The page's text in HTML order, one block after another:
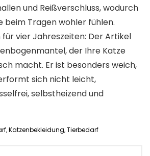
und Reißverschluss, wodurch
beim Tragen wohler fühlen.
für vier Jahreszeiten: Der Artikel
der Ihre Katze
macht. Er ist besonders weich,
sich nicht leicht,
selbstheizend und
,Katzenbekleidung,Tierbedarf